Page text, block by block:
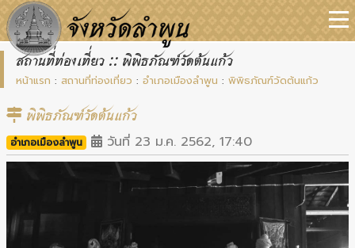
สถานที่ท่องเที่ยว :: พิพิธภัณฑ์วัดต้นแก้ว
หน้าแรก : สถานที่ท่องเที่ยว : อำเภอเมืองลำพูน : พิพิธภัณฑ์วัดต้นแก้ว
พิพิธภัณฑ์วัดต้นแก้ว
อำเภอเมืองลำพูน วันที่ 23 ม.ค. 2562, 17:40